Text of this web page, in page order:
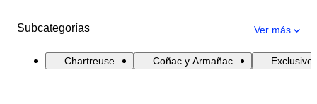
Subcategorías Ver más
Chartreuse Coñac y Armañac Exclusive